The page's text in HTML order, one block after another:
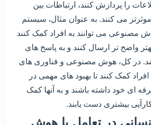
را پردازش کنند، ارتباطات بین
موثرتر می کنند. به عنوان مثال، سیستم
مصنوعی می توانند به افراد کمک کنند
واضح تر ارسال کنند و به پاسخ های
در کل، هوش مصنوعی و فناوری های
کمک کنند تا بهبود های مهمی در
ای خود داشته باشند و به آنها کمک
کارآیی بیشتری دست یابند.
در تعامل با هوش